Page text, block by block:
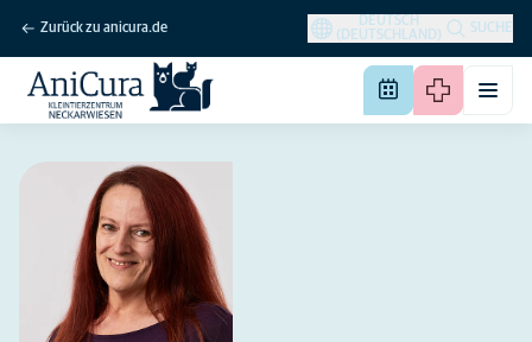
Zurück zu anicura.de
DEUTSCH
(DEUTSCHLAND)
SUCHE